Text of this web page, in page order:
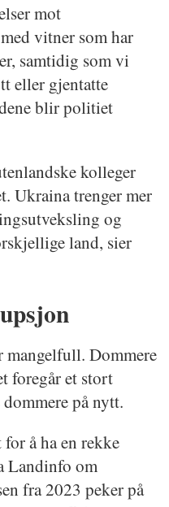
mot
vitner som har
samtidig som vi
eller gjentatte
blir politiet
kolleger
Ukraina trenger mer
og
land, sier
mangelfull. Dommere
foregår et stort
på nytt.
å ha en rekke
Landinfo om
fra 2023 peker på